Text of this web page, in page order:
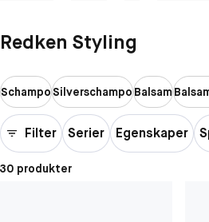
Redken Styling
SchampoSilverschampoBalsam
Filter Serier Egenskaper
30 produkter